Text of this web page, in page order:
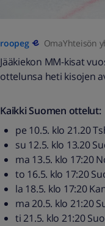
roopeg OmaYhteisön
Jääkiekon MM-kisat
ottelunsa heti kisojen
Kaikki Suomen ottelut:
pe 10.5. klo 21.20
su 12.5. klo 13.20
ma 13.5. klo 17:20
to 16.5. klo 17:20
la 18.5. klo 17:20
ma 20.5. klo 21:20
ti 21.5. klo 21:20